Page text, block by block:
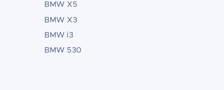
BMW X5
BMW X3
BMW i3
BMW 530